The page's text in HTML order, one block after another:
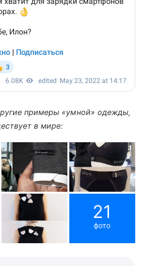
примеры «умной» одежды,
в мире:
21
фото